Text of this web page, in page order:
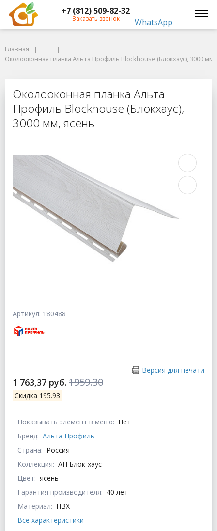
+7 (812) 509-82-32
Заказать звонок
Околооконная планка Альта Профиль Blockhouse (Блокхаус), 3000 мм,
Околооконная планка Альта
Главная
Околооконная планка Альта Профиль Blockhouse (Блокхаус), 3000 мм,
Околооконная планка Альта
Профиль Blockhouse (Блокхаус),
3000 мм, ясень
Артикул: 180488
Версия для печати
1 763,37 руб. 1959.30
Скидка 195.93
Показывать элемент в меню: Нет
Бренд: Альта Профиль
Страна: Россия
Коллекция: АП Блок-хаус
Цвет: ясень
Гарантия производителя: 40 лет
Материал: ПВХ
Все характеристики